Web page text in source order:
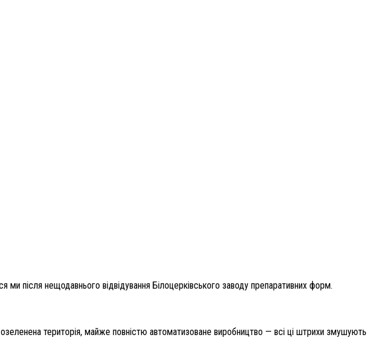
ми після нещодавнього відвідування Білоцерківського заводу препаративних форм.
територія, майже повністю автоматизоване виробництво — всі ці штрихи змушують